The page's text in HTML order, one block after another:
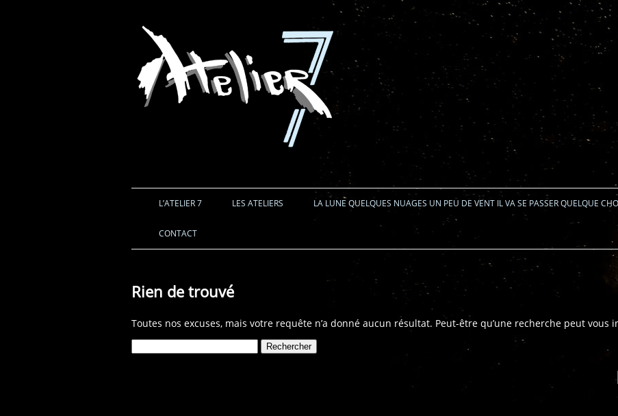
Aller au contenu
L’ATELIER 7 LES ATELIERS LA LUNE QUELQUES NUAGES UN PEU DE VENT IL VA SE PASSER QUELQUE
CONTACT
Rien de trouvé
Toutes nos excuses, mais votre requête n’a donné aucun résultat. Peut-être qu’une recherche peut